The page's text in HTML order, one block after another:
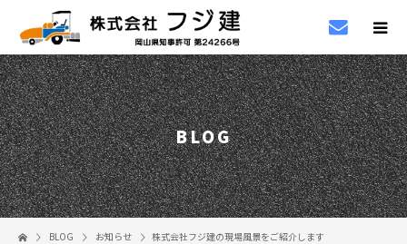
BLOG
BLOG お知らせ 株式会社フジ建の現場風景をご紹介します